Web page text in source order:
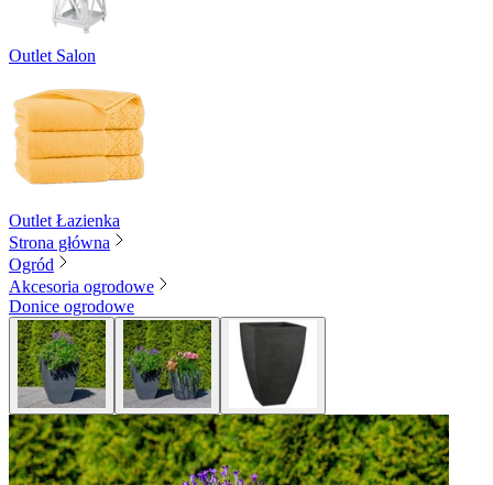
Outlet Salon
Outlet Łazienka
Strona główna
Ogród
Akcesoria ogrodowe
Donice ogrodowe